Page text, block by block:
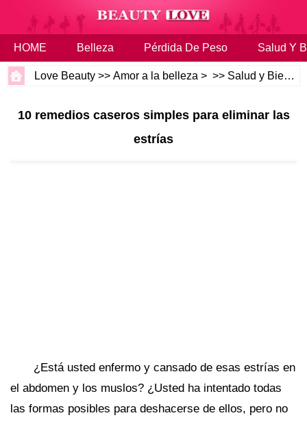
HOME Belleza Pérdida De Peso Salud Y
Love Beauty >>Amor a la belleza > >> Salud y Bienestar
10 remedios caseros simples para eliminar las
estrías
¿Está usted enfermo y cansado de esas estrías en
el abdomen y los muslos? ¿Usted ha intentado todas
las formas posibles para deshacerse de ellos, pero no